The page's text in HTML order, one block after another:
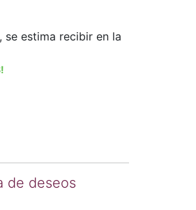
se estima recibir en la
de deseos